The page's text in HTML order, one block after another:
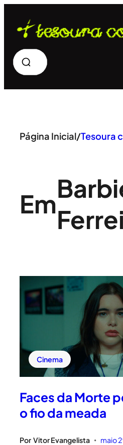
para
conteúdo
Pesquisar
Página Inicial/Tesoura
Em
Cinema
Faces da Morte
o fio da meada
Por Vitor Evangelista • maio